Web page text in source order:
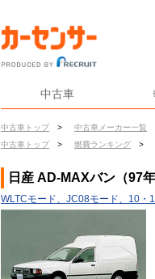
中古車
中古車トップ > 中古車メーカー一覧
中古車トップ
> 燃費ランキング >
日産 AD-MAXバン（97
WLTCモード、JC08モード、10・